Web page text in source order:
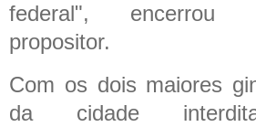
federal", encerrou
propositor.
Com os dois maiores
da cidade